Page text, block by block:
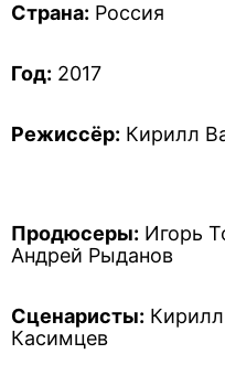
Страна: Россия
Год: 2017
Режиссёр: Кирилл
Продюсеры: Игорь
Андрей Рыданов
Сценаристы:
Касимцев